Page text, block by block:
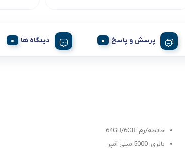
پرسش و پاسخ دیدگاه ها
حافظه/رم: 64GB/6GB
باتری: 5000 میلی آمپر